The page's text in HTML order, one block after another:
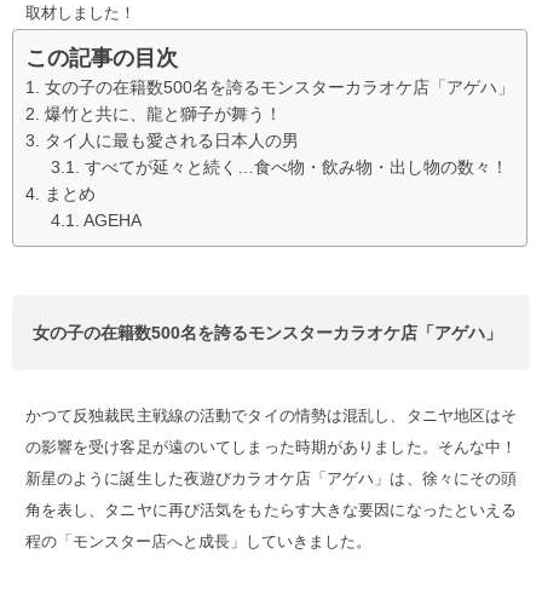
取材しました！
この記事の目次
女の子の在籍数500名を誇るモンスターカラオケ店「アゲハ」
爆竹と共に、龍と獅子が舞う！
タイ人に最も愛される日本人の男
すべてが延々と続く…食べ物・飲み物・出し物の数々！
まとめ
AGEHA
女の子の在籍数500名を誇るモンスターカラオケ店「アゲハ」
かつて反独裁民主戦線の活動でタイの情勢は混乱し、タニヤ地区はそ
の影響を受け客足が遠のいてしまった時期がありました。そんな中！
新星のように誕生した夜遊びカラオケ店「アゲハ」は、徐々にその頭
角を表し、タニヤに再び活気をもたらす大きな要因になったといえる
程の「モンスター店へと成長」していきました。